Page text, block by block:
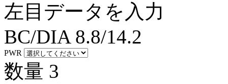
左目データを入力
BC/DIA 8.8/14.2
PWR
数量 3